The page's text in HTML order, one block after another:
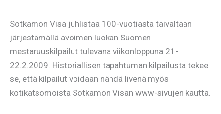
Sotkamon Visa juhlistaa 100-vuotiasta taivaltaan
järjestämällä avoimen luokan Suomen
mestaruuskilpailut tulevana viikonloppuna 21-
22.2.2009. Historiallisen tapahtuman kilpailusta tekee
se, että kilpailut voidaan nähdä livenä myös
kotikatsomoista Sotkamon Visan www-sivujen kautta.